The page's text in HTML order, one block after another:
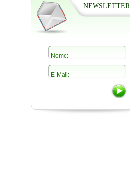
NEWSLETTER